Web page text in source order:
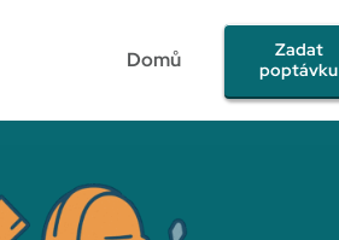
Domů
Zadat
poptávku